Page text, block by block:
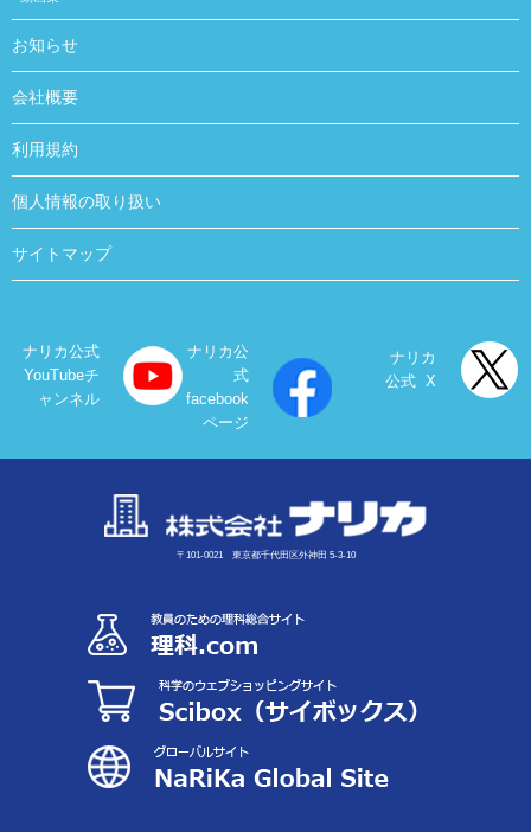
お知らせ
会社概要
利用規約
個人情報の取り扱い
サイトマップ
ナリカ公式
YouTubeチ
ャンネル
ナリカ公
式
facebook
ページ
ナリカ
公式 X
〒101-0021 東京都千代田区外神田 5-3-10